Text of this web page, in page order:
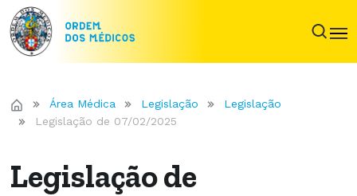
Área Médica Legislação
Legislação
Legislação de 07/02/2025
Legislação de